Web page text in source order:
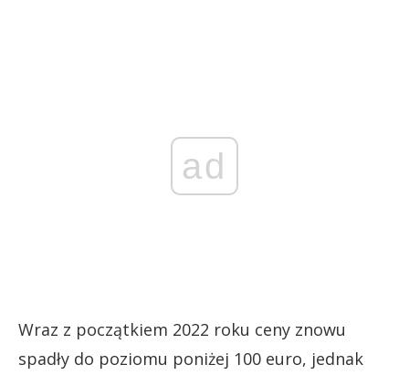
ad
Wraz z początkiem 2022 roku ceny znowu
spadły do poziomu poniżej 100 euro, jednak